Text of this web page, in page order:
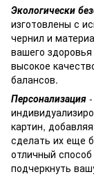
Экологически
изготовлены с
чернил и
вашего
высокое
балансов.
Персонализация
картин,
сделать их еще
отличный
подчеркнуть